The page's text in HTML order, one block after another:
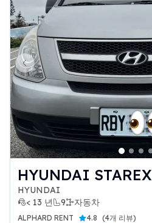
Previous slide
HYUNDAI STAREX
HYUNDAI
< 13 년
9 자동차
보험 1종 포함
ALPHARD RENT 4.8 (4개 리뷰)